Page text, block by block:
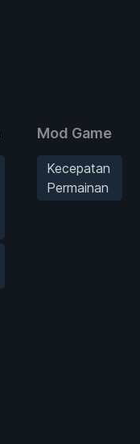
Mod Game
Kecepatan
Permainan